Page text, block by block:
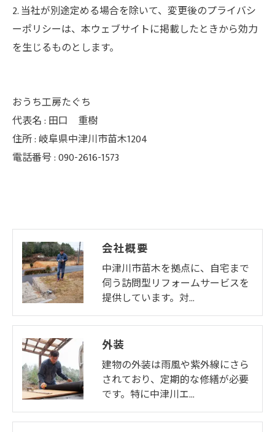
2. 当社が別途定める場合を除いて、変更後のプライバシ
ーポリシーは、本ウェブサイトに掲載したときから効力
を生じるものとします。
おうち工房たぐち
代表名 : 田口 重樹
住所 : 岐阜県中津川市苗木1204
電話番号 : 090-2616-1573
会社概要
中津川市苗木を拠点に、自宅まで
伺う訪問型リフォームサービスを
提供しています。対…
外装
建物の外装は雨風や紫外線にさら
されており、定期的な修繕が必要
です。特に中津川エ…